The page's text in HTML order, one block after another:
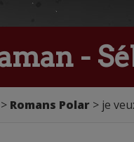
-
Romans Polar je